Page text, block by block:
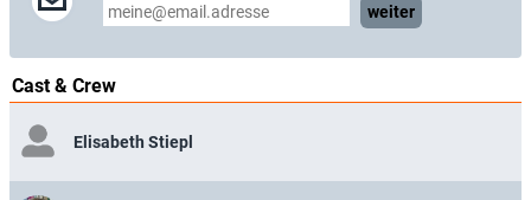
weiter
Cast & Crew
Elisabeth Stiepl